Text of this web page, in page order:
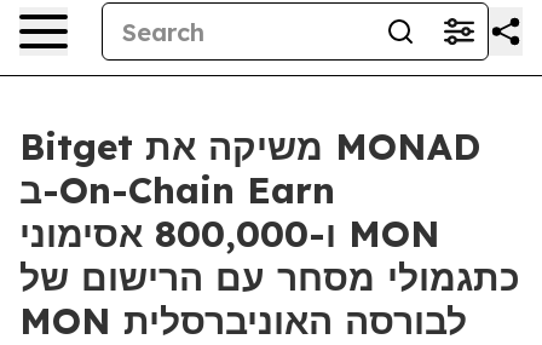
Bitget משיקה את MONAD
ב-On-Chain Earn
ו-800,000 אסימוני MON
כתגמולי מסחר עם הרישום של
MON לבורסה האוניברסלית